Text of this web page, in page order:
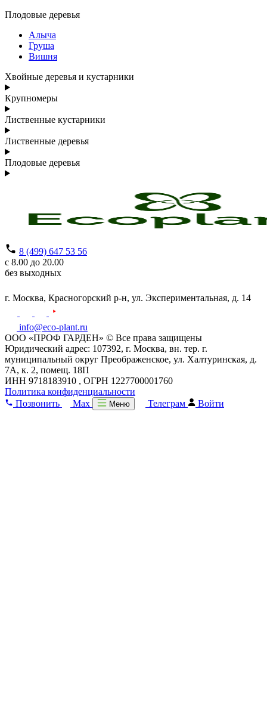
Плодовые деревья
Алыча
Груша
Вишня
Хвойные деревья и кустарники
Крупномеры
Лиственные кустарники
Лиственные деревья
Плодовые деревья
8 (499) 647 53 56
с 8.00 до 20.00
без выходных
г. Москва, Красногорский р-н, ул. Экспериментальная, д. 14
info@eco-plant.ru
ООО «ПРОФ ГАРДЕН» © Все права защищены
Юридический адрес: 107392, г. Москва, вн. тер. г.
муниципальный округ Преображенское, ул. Халтуринская, д.
7А, к. 2, помещ. 18П
ИНН 9718183910 , ОГРН 1227700001760
Политика конфиденциальности
Позвонить
Max Меню Телеграм Войти